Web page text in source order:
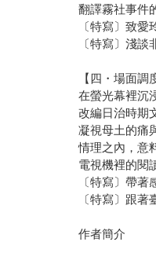
翻譯霧社事件
〔特寫〕致
〔特寫〕淺
【四・場面
在螢光幕裡沉
改編日治時期
凝視母土的痛
情理之內，意
電視機裡的閱
〔特寫〕帶
〔特寫〕跟
作者簡介